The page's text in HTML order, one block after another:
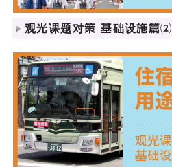
观光课题对策 基础设施篇⑵